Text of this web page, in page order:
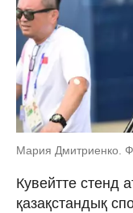
Мария Дмитриенко.
Кувейтте стенд
қазақстандық